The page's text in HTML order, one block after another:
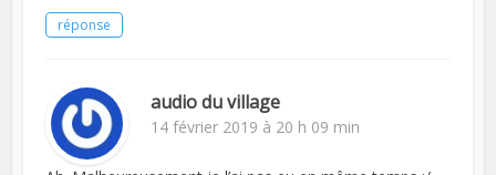
réponse
audio du village
14 février 2019 à 20 h 09 min